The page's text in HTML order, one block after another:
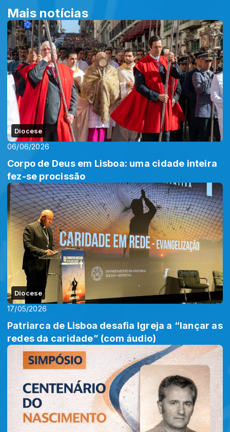
Mais notícias
Diocese
06/06/2026
Corpo de Deus em Lisboa: uma cidade inteira
fez-se procissão
Diocese
17/05/2026
Patriarca de Lisboa desafia Igreja a “lançar as
redes da caridade” (com áudio)